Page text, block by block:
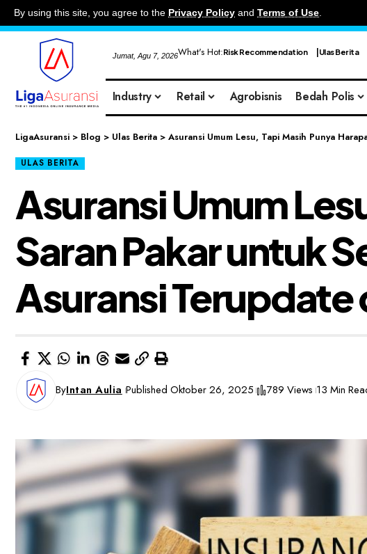
By using this site, you agree to the Privacy Policy and Terms of Use.
Jumat, Agu 7, 2026What's Hot:Risk Recommendation Ulas Berita
Industry Retail Agrobisnis Bedah Polis
LigaAsuransi > Blog > Ulas Berita > Asuransi Umum Lesu, Tapi Masih Punya
ULAS BERITA
Asuransi Umum
Saran Pakar untuk
Asuransi Terupdate
ByIntan Aulia Published Oktober 26, 2025 789 Views 13 Min